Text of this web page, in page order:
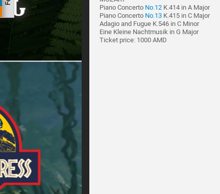
Piano Concerto No.12 K.414 in A Major
Piano Concerto No.13 K.415 in C Major
Adagio and Fugue K.546 in C Minor
Eine Kleine Nachtmusik in G Major
Ticket price: 1000 AMD